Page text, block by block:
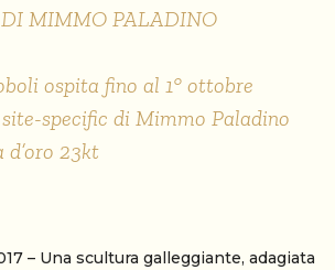
DI MIMMO PALADINO
ospita fino al 1° ottobre
specific di Mimmo Paladino
23kt
– Una scultura galleggiante, adagiata